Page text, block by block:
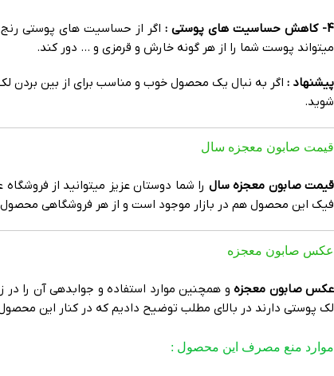
4- کاهش حساسیت های پوستی :
اگر از حساسیت های پوستی
میتواند پوست شما را از هر گونه خارش و قرمزی و … دور کند.
پیشنهاد : اگر به نبال یک محصول خوب و مناسب برای از بین
شوید.
قیمت صابون معجزه سال
قیمت صابون معجزه سال
فیک این محصول هم در بازار موجود است و از هر فروشگاهی محصول
عکس صابون معجزه
عکس صابون معجزه
لک پوستی دارند در بالای مطلب توضیح دادیم که در کنار این محصول
موارد منع مصرف این محصول :